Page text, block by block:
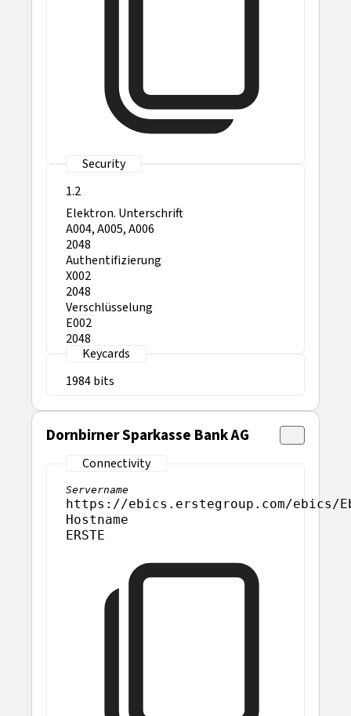
1.2
Elektron. Unterschrift
A004, A005, A006
2048
Authentifizierung
X002
2048
Verschlüsselung
E002
2048
1984
Dornbirner Sparkasse Bank AG
Servername
https://ebics.erstegroup.com/ebics/
Hostname
ERSTE